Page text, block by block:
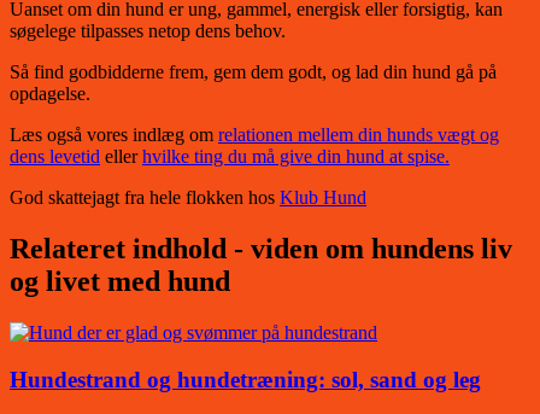
Uanset om din hund er ung, gammel, energisk eller forsigtig, kan
søgelege tilpasses netop dens behov.
Så find godbidderne frem, gem dem godt, og lad din hund gå på
opdagelse.
Læs også vores indlæg om relationen mellem din hunds vægt og
dens levetid ellerhvilke ting du må give din hund at spise.
God skattejagt fra hele flokken hos Klub Hund
Relateret indhold - viden om hundens liv
og livet med hund
Hundestrand og hundetræning: sol, sand og leg